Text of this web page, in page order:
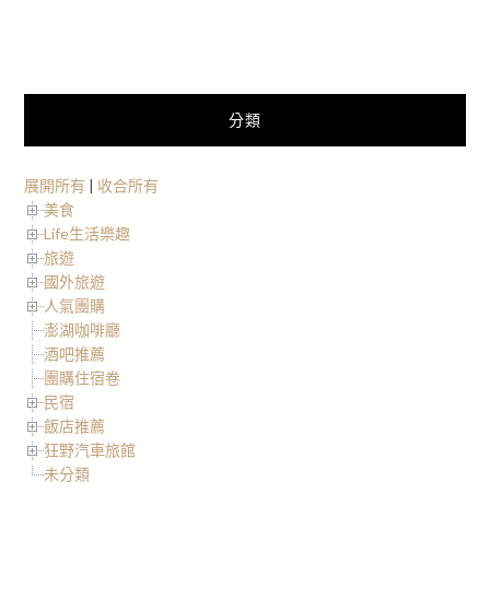
分類
展開所有 | 收合所有
美食
Life生活樂趣
旅遊
國外旅遊
人氣團購
澎湖咖啡廳
酒吧推薦
團購住宿卷
民宿
飯店推薦
狂野汽車旅館
未分類